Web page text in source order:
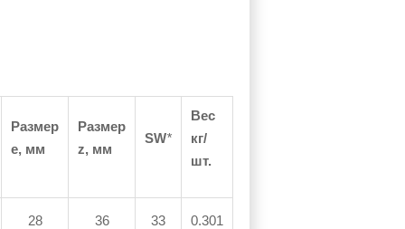
Размер
e, мм
Размер
z, мм
SW*
Вес
кг/
шт.
28 36 33 0.301